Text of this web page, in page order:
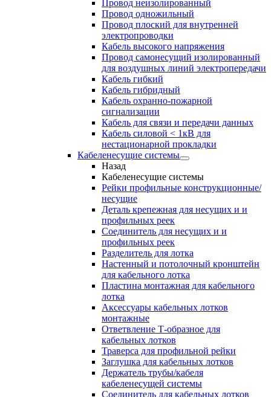
Провод неизолированный
Провод одножильный
Провод плоский для внутренней
электропроводки
Кабель высокого напряжения
Провод самонесущий изолированный
для воздушных линий электропередачи
Кабель гибкий
Кабель гибридный
Кабель охранно-пожарной
сигнализации
Кабель для связи и передачи данных
Кабель силовой < 1кВ для
нестационарной прокладки
Кабеленесущие системы
Назад
Кабеленесущие системы
Рейки профильные конструкционные/
несущие
Деталь крепежная для несущих и и
профильных реек
Соединитель для несущих и и
профильных реек
Разделитель для лотка
Настенный и потолочный кронштейн
для кабельного лотка
Пластина монтажная для кабельного
лотка
Аксессуары кабельных лотков
монтажные
Ответвление Т-образное для
кабельных лотков
Траверса для профильной рейки
Заглушка для кабельных лотков
Держатель трубы/кабеля
кабеленесущей системы
Соединитель для кабельных лотков